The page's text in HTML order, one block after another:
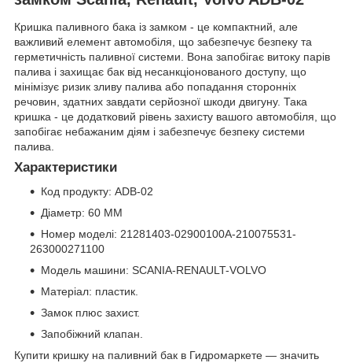
Кришка паливного бака із замком - це компактний, але
важливий елемент автомобіля, що забезпечує безпеку та
герметичність паливної системи. Вона запобігає витоку парів
палива і захищає бак від несанкціонованого доступу, що
мінімізує ризик зливу палива або попадання сторонніх
речовин, здатних завдати серйозної шкоди двигуну. Така
кришка - це додатковий рівень захисту вашого автомобіля, що
запобігає небажаним діям і забезпечує безпеку системи
палива.
Характеристики
Код продукту: ADB-02
Діаметр: 60 MM
Номер моделі: 21281403-02900100A-210075531-
263000271100
Модель машини: SCANIA-RENAULT-VOLVO
Матеріал: пластик.
Замок плюс захист.
Запобіжний клапан.
Купити кришку на паливний бак в Гидромаркете — значить